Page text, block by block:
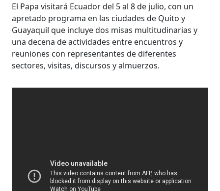
El Papa visitará Ecuador del 5 al 8 de julio, con un
apretado programa en las ciudades de Quito y
Guayaquil que incluye dos misas multitudinarias y
una decena de actividades entre encuentros y
reuniones con representantes de diferentes
sectores, visitas, discursos y almuerzos.